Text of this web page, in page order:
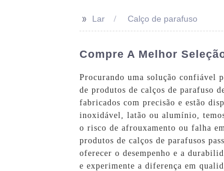
>> Lar Calço de parafuso
Compre A Melhor
Procurando uma solução confiável
de produtos de calços de parafuso
fabricados com precisão e estão
inoxidável, latão ou alumínio,
o risco de afrouxamento ou falha
produtos de calços de parafusos
oferecer o desempenho e a
e experimente a diferença em